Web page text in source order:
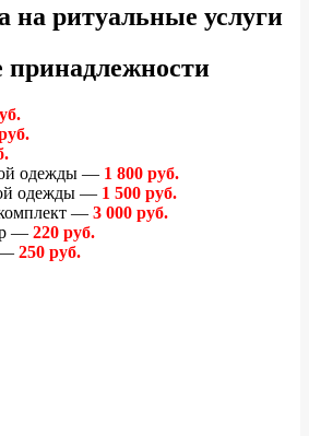
на ритуальные услуги
одежды — 1 800 руб.
одежды — 1 500 руб.
— 3 000 руб.
— 220 руб.
— 250 руб.